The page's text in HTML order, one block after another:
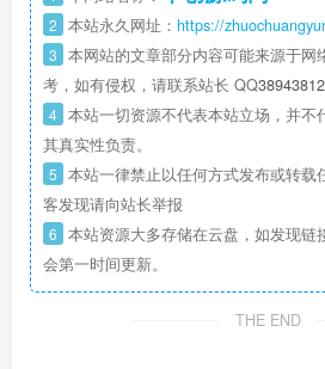
2 本站永久网址： https://
3 本网站的文章部分内容可能来源于网
考，如有侵权，请联系站长 QQ
4 本站一切资源不代表本站立场，并不
其真实性负责。
5 本站一律禁止以任何方式发布或转载
客发现请向站长举报
6 本站资源大多存储在云盘，如发现链
会第一时间更新。
THE END